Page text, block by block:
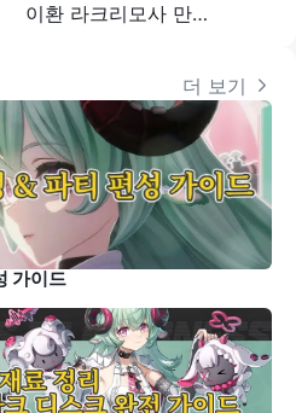
이환 라크리모사 만렙 육성 가이드｜캐릭터+전용 아크 재료 총정리
더 보기
가이드